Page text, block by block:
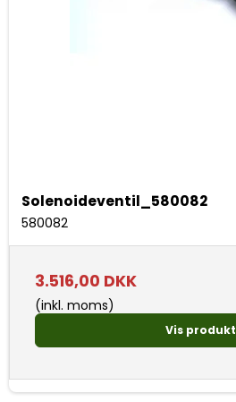
Solenoideventil_580082
580082
3.516,00 DKK
(inkl. moms)
Vis produkt